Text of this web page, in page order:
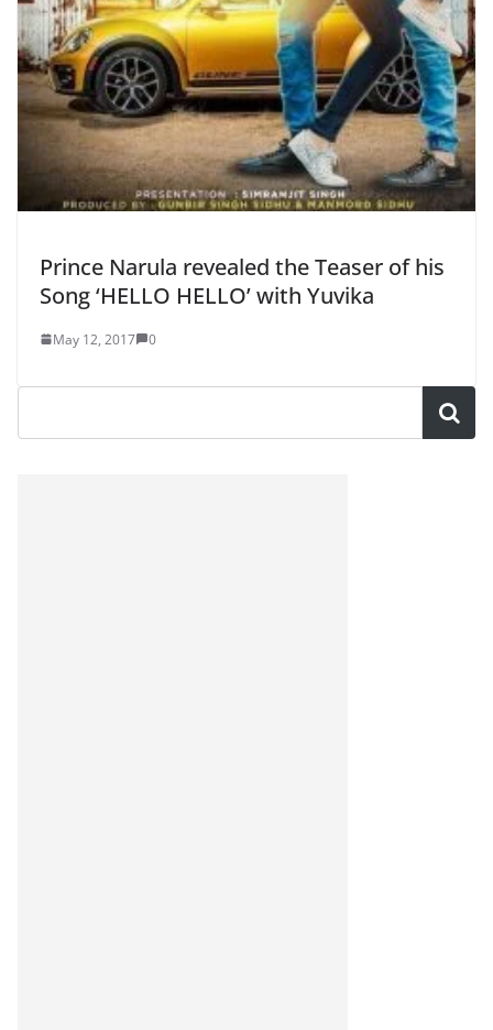
Prince Narula revealed the Teaser of his
Song ‘HELLO HELLO’ with Yuvika
May 12, 2017 0